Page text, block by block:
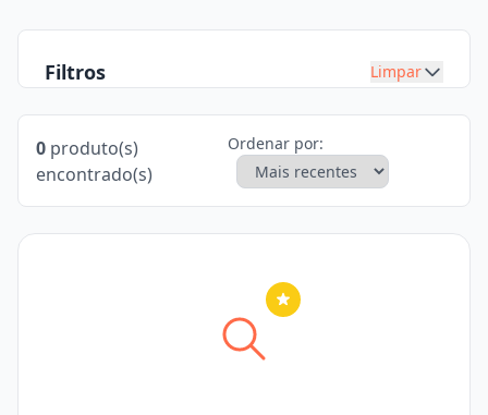
Filtros Limpar
0 produto(s)
encontrado(s)
Ordenar por: